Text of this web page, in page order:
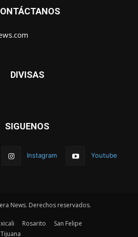
DIVISAS
SIGUENOS
Instagram Youtube
News. Derechos reservados.
Rosarito
San Felipe
Tijuana